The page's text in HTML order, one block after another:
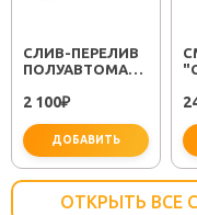
CЛИВ-ПЕРЕЛИВ
ПОЛУАВТОМАТ
2 100₽
ДОБАВИТЬ
ОТКРЫТЬ ВСЕ